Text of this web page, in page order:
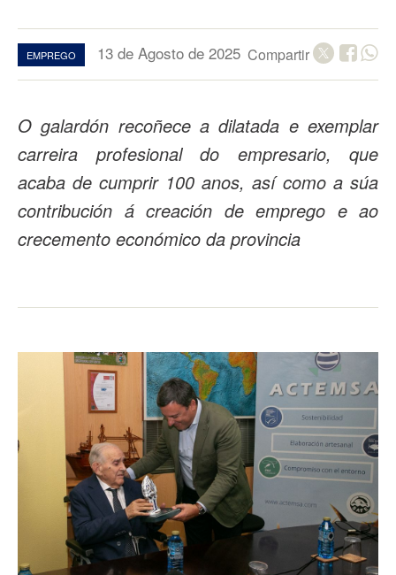
EMPREGO 13 de Agosto de 2025 Compartir
O galardón recoñece a dilatada e exemplar
carreira profesional do empresario, que
acaba de cumprir 100 anos, así como a súa
contribución á creación de emprego e ao
crecemento económico da provincia